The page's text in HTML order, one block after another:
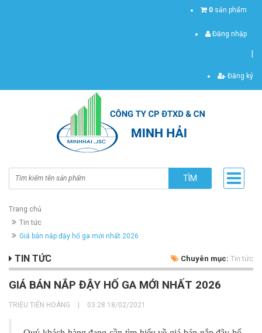
0 sản phẩm
Đăng nhập
Đăng ký
TÌM
Trang chủ
Tin tức
Giá bán nắp đậy hố ga mới nhất 2026
TIN TỨC Chuyên mục: Tin tức
GIÁ BÁN NẮP ĐẬY HỐ GA MỚI NHẤT 2026
TRIỆU TIẾN HOÀNG 03:28 18/02/2021